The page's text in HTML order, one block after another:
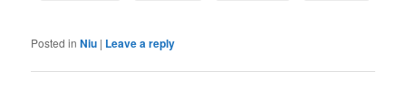
Posted in Niu | Leave a reply